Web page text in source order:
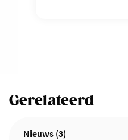
Gerelateerd
Nieuws (3)